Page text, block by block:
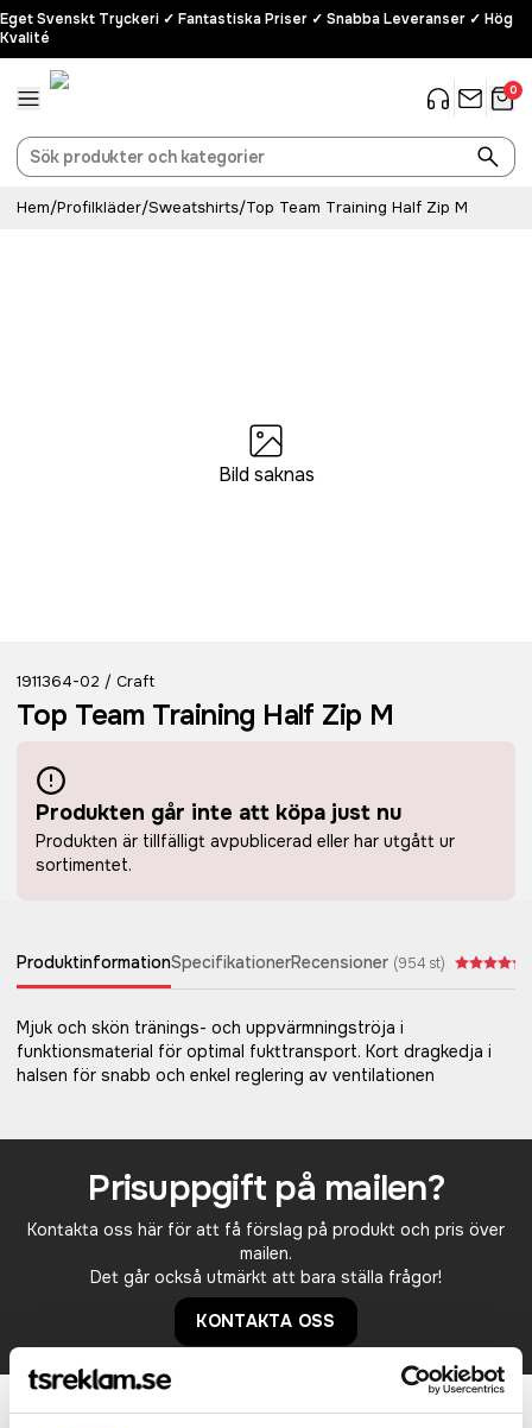
Eget Svenskt Tryckeri ✓ Fantastiska Priser ✓ Snabba Leveranser ✓ Hög
Kvalité
0
Hem/Profilkläder/Sweatshirts/Top Team Training Half Zip M
Bild saknas
1911364-02 / Craft
Top Team Training Half Zip M
Produkten går inte att köpa just nu
Produkten är tillfälligt avpublicerad eller har utgått ur
sortimentet.
ProduktinformationSpecifikationerRecensioner (954 st)
Mjuk och skön tränings- och uppvärmningströja i
funktionsmaterial för optimal fukttransport. Kort dragkedja i
halsen för snabb och enkel reglering av ventilationen
Prisuppgift på mailen?
Kontakta oss här för att få förslag på produkt och pris över
mailen.
Det går också utmärkt att bara ställa frågor!
KONTAKTA OSS